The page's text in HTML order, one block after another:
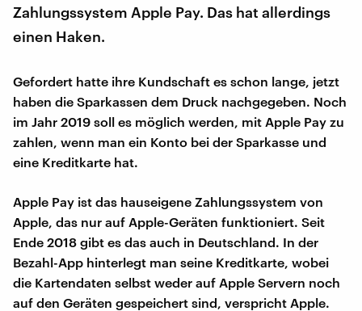
Zahlungssystem Apple Pay. Das hat allerdings
einen Haken.
Gefordert hatte ihre Kundschaft es schon lange, jetzt
haben die Sparkassen dem Druck nachgegeben. Noch
im Jahr 2019 soll es möglich werden, mit Apple Pay zu
zahlen, wenn man ein Konto bei der Sparkasse und
eine Kreditkarte hat.
Apple Pay ist das hauseigene Zahlungssystem von
Apple, das nur auf Apple-Geräten funktioniert. Seit
Ende 2018 gibt es das auch in Deutschland. In der
Bezahl-App hinterlegt man seine Kreditkarte, wobei
die Kartendaten selbst weder auf Apple Servern noch
auf den Geräten gespeichert sind, verspricht Apple.